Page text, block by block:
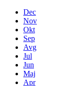
Dec
Nov
Okt
Sep
Avg
Jul
Jun
Maj
Apr